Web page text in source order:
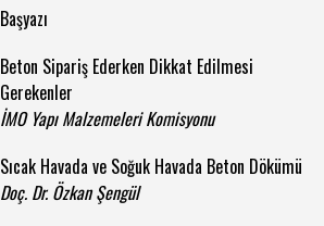
Başyazı
Beton Sipariş Ederken Dikkat Edilmesi
Gerekenler
İMO Yapı Malzemeleri Komisyonu
Sıcak Havada ve Soğuk Havada Beton Dökümü
Doç. Dr. Özkan Şengül